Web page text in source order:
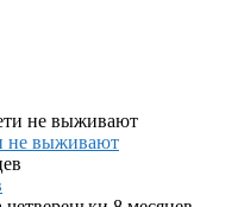
не выживают